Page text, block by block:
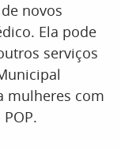
novos
Ela pode
serviços
mulheres com